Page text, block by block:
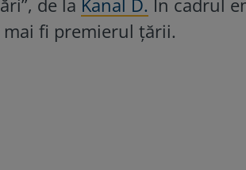
fi premierul țării.